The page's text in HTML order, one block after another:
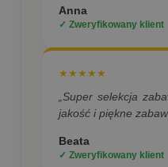
Anna
✓ Zweryfikowany klient
★★★★★
„Super selekcja
jakość i piękne
Beata
✓ Zweryfikowany klient